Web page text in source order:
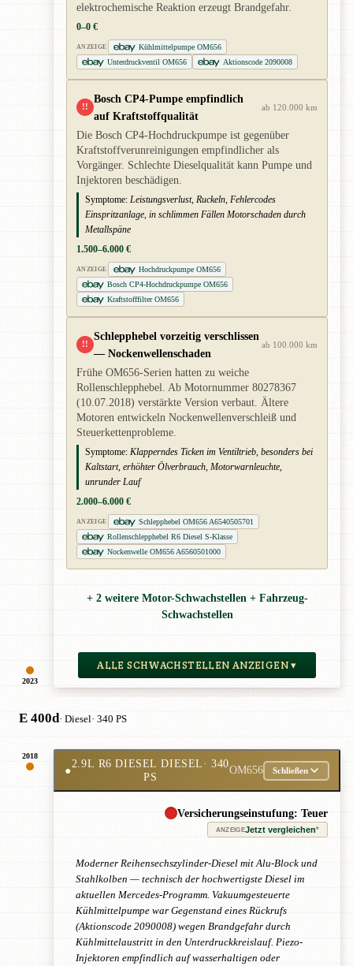
2023
elektrochemische Reaktion erzeugt Brandgefahr.
0–0 €
ANZEIGE
Kühlmittelpumpe OM656
Unterdruckventil OM656
Aktionscode 2090008
!!
Bosch CP4-Pumpe empfindlich
auf Kraftstoffqualität
ab 120.000 km
Die Bosch CP4-Hochdruckpumpe ist gegenüber
Kraftstoffverunreinigungen empfindlicher als
Vorgänger. Schlechte Dieselqualität kann Pumpe und
Injektoren beschädigen.
Symptome: Leistungsverlust, Ruckeln, Fehlercodes
Einspritzanlage, in schlimmen Fällen Motorschaden durch
Metallspäne
1.500–6.000 €
ANZEIGE
Hochdruckpumpe OM656
Bosch CP4-Hochdruckpumpe OM656
Kraftstofffilter OM656
!!
Schlepphebel vorzeitig verschlissen
— Nockenwellenschaden
ab 100.000 km
Frühe OM656-Serien hatten zu weiche
Rollenschlepphebel. Ab Motornummer 80278367
(10.07.2018) verstärkte Version verbaut. Ältere
Motoren entwickeln Nockenwellenverschleiß und
Steuerkettenprobleme.
Symptome: Klapperndes Ticken im Ventiltrieb, besonders bei
Kaltstart, erhöhter Ölverbrauch, Motorwarnleuchte,
unrunder Lauf
2.000–6.000 €
ANZEIGE
Schlepphebel OM656 A6540505701
Rollenschlepphebel R6 Diesel S-Klasse
Nockenwelle OM656 A6560501000
+ 2 weitere Motor-Schwachstellen + Fahrzeug-
Schwachstellen
ALLE SCHWACHSTELLEN ANZEIGEN ▾
E 400d· Diesel· 340 PS
2018
●
2.9L R6 DIESEL DIESEL· 340
PS
OM656 Schließen
Versicherungseinstufung: Teuer
ANZEIGEJetzt vergleichen*
Moderner Reihensechszylinder-Diesel mit Alu-Block und
Stahlkolben — technisch der hochwertigste Diesel im
aktuellen Mercedes-Programm. Vakuumgesteuerte
Kühlmittelpumpe war Gegenstand eines Rückrufs
(Aktionscode 2090008) wegen Brandgefahr durch
Kühlmittelaustritt in den Unterdruckkreislauf. Piezo-
Injektoren empfindlich auf wasserhaltigen oder